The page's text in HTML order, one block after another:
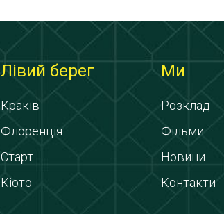
Лівий берег
Краків
Флоренція
Старт
Кіото
Ми
Розклад
Фільми
Новини
Контакти